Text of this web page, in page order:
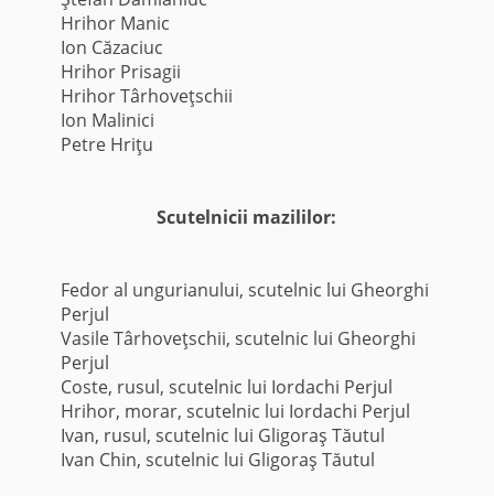
Hrihor Manic
Ion Căzaciuc
Hrihor Prisagii
Hrihor Târhoveţschii
Ion Malinici
Petre Hriţu
Scutelnicii mazililor:
Fedor al ungurianului, scutelnic lui Gheorghi
Perjul
Vasile Târhoveţschii, scutelnic lui Gheorghi
Perjul
Coste, rusul, scutelnic lui Iordachi Perjul
Hrihor, morar, scutelnic lui Iordachi Perjul
Ivan, rusul, scutelnic lui Gligoraş Tăutul
Ivan Chin, scutelnic lui Gligoraş Tăutul